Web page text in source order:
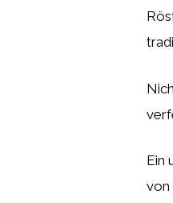
Ein
von